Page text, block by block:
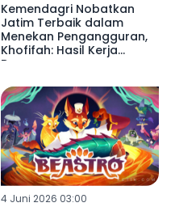
Kemendagri Nobatkan
Jatim Terbaik dalam
Menekan Pengangguran,
Khofifah: Hasil Kerja
Bersama
4 Juni 2026 03:00